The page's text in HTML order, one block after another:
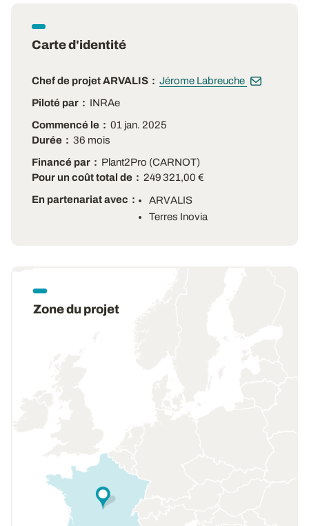
Carte d'identité
Chef de projet ARVALIS
Jérome Labreuche
Piloté par
INRAe
Commencé le
01 jan. 2025
Durée
36 mois
Financé par
Plant2Pro (CARNOT)
Pour un coût total de
249 321,00 €
En partenariat avec
ARVALIS
Terres Inovia
Zone du projet